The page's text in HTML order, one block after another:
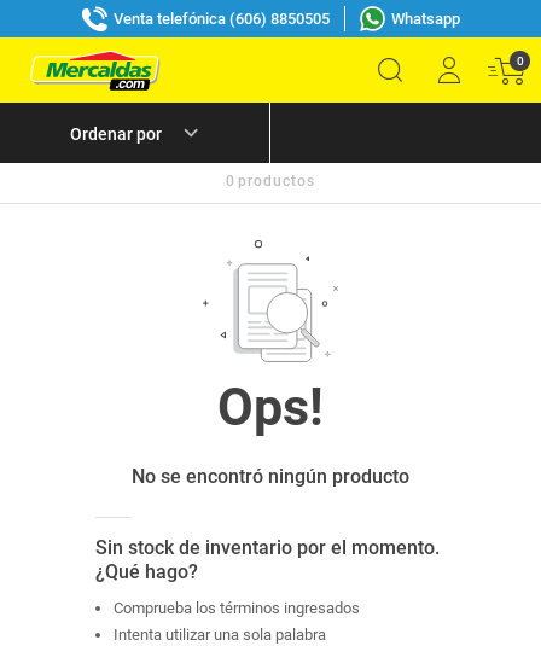
Venta telefónica (606) 8850505 Whatsapp
0
0 productos
No se encontró ningún producto
Sin stock de inventario por el momento.
¿Qué hago?
Comprueba los términos ingresados
Intenta utilizar una sola palabra